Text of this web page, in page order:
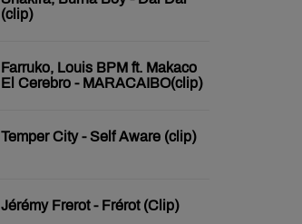
(clip)
Farruko, Louis BPM ft. Makaco
El Cerebro - MARACAIBO(clip)
Temper City - Self Aware (clip)
Jérémy Frerot - Frérot (Clip)